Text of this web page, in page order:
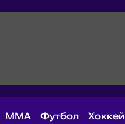
MMA Футбол Хоккей